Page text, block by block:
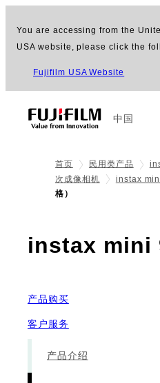
You are accessing from the
USA website, please click the
Fujifilm USA Website
中国
首页 民用类产品
次成像相机
instax
格）
instax mini
产品购买
客户服务
产品介绍